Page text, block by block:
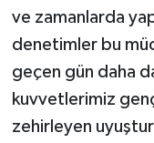
ve zamanlarda
denetimler bu
geçen gün daha
kuvvetlerimiz
zehirleyen